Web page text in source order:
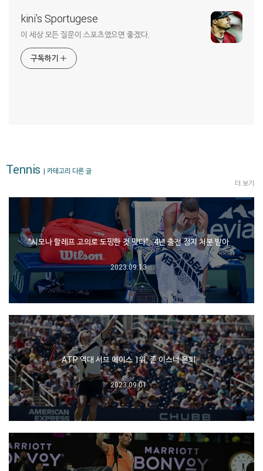
kini's Sportugese
이 세상 모든 질문이 스포츠였으면 좋겠다.
구독하기
Tennis | 카테고리 다른 글
더 보기
"시모나 할레프 고의로 도핑한 것 맞다"…4년 출전 정지 처분 받아
2023.09.13
ATP 역대 서브 에이스 1위, 존 이스너 은퇴
2023.09.01